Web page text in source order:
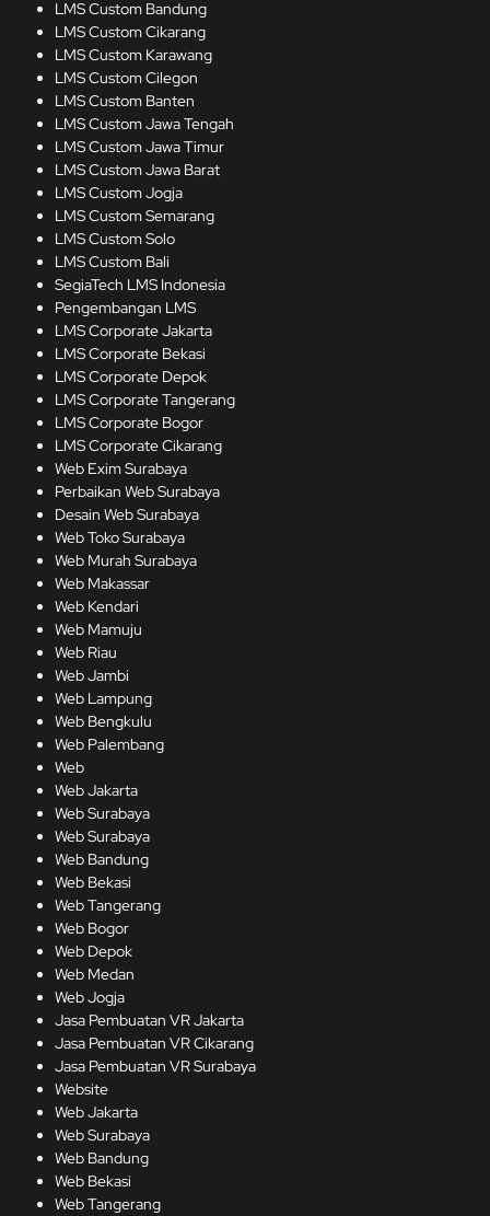
LMS Custom Bandung
LMS Custom Cikarang
LMS Custom Karawang
LMS Custom Cilegon
LMS Custom Banten
LMS Custom Jawa Tengah
LMS Custom Jawa Timur
LMS Custom Jawa Barat
LMS Custom Jogja
LMS Custom Semarang
LMS Custom Solo
LMS Custom Bali
SegiaTech LMS Indonesia
Pengembangan LMS
LMS Corporate Jakarta
LMS Corporate Bekasi
LMS Corporate Depok
LMS Corporate Tangerang
LMS Corporate Bogor
LMS Corporate Cikarang
Web Exim Surabaya
Perbaikan Web Surabaya
Desain Web Surabaya
Web Toko Surabaya
Web Murah Surabaya
Web Makassar
Web Kendari
Web Mamuju
Web Riau
Web Jambi
Web Lampung
Web Bengkulu
Web Palembang
Web
Web Jakarta
Web Surabaya
Web Surabaya
Web Bandung
Web Bekasi
Web Tangerang
Web Bogor
Web Depok
Web Medan
Web Jogja
Jasa Pembuatan VR Jakarta
Jasa Pembuatan VR Cikarang
Jasa Pembuatan VR Surabaya
Website
Web Jakarta
Web Surabaya
Web Bandung
Web Bekasi
Web Tangerang